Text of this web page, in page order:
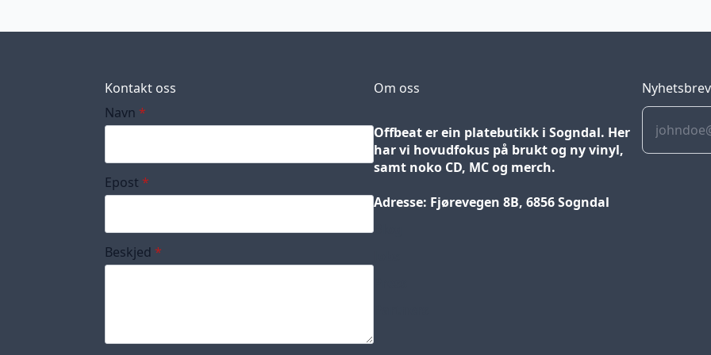
Kontakt oss
Navn *
Epost *
Beskjed *
Om oss
Offbeat er ein platebutikk i Sogndal. Her
har vi hovudfokus på brukt og ny vinyl,
samt noko CD, MC og merch.
Adresse: Fjørevegen 8B, 6856 Sogndal
Blog
Nyhetsbrev